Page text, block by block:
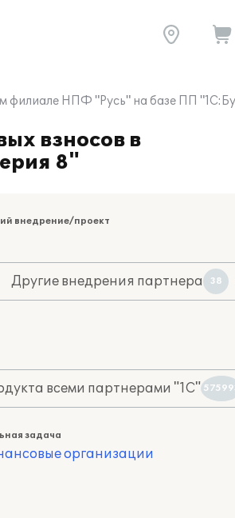
филиале НПФ "Русь" на базе ПП
взносов в
8"
внедрение/проект
Другие внедрения партнера 38
всеми партнерами "1С"
задача
организации